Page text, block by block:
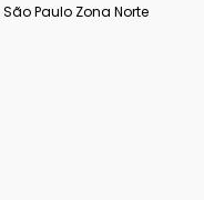
São Paulo Zona Norte